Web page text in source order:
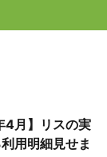
4月】リスの実
用明細見せま